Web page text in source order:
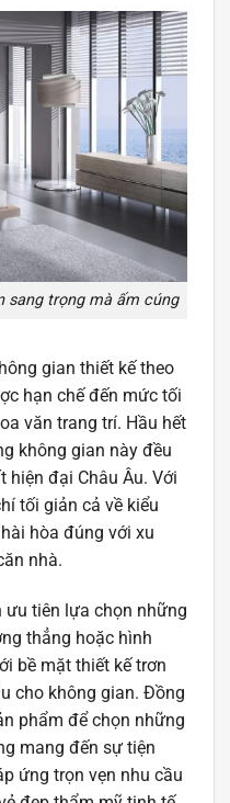
sang trọng mà ấm cúng
gian thiết kế theo
hạn chế đến mức tối
văn trang trí. Hầu hết
không gian này đều
hiện đại Châu Âu. Với
tối giản cả về kiểu
hòa đúng với xu
nhà.
ưu tiên lựa chọn những
thẳng hoặc hình
bề mặt thiết kế trơn
cho không gian. Đồng
phẩm để chọn những
mang đến sự tiện
ứng trọn vẹn nhu cầu